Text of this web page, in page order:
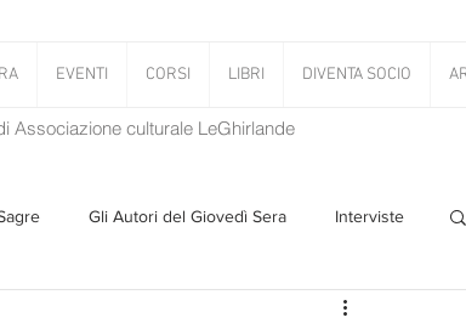
EVENTI CORSI LIBRI DIVENTA SOCIO
Associazione culturale LeGhirlande
Gli Autori del Giovedì Sera Interviste